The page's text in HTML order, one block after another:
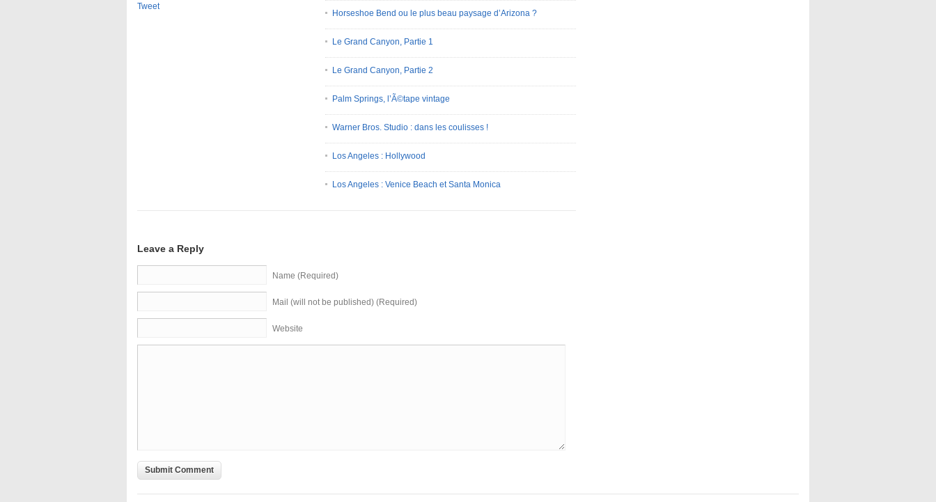
Tweet
Horseshoe Bend ou le plus beau paysage d’Arizona ?
Le Grand Canyon, Partie 1
Le Grand Canyon, Partie 2
Palm Springs, l’Ã©tape vintage
Warner Bros. Studio : dans les coulisses !
Los Angeles : Hollywood
Los Angeles : Venice Beach et Santa Monica
Leave a Reply
Name (Required)
Mail (will not be published) (Required)
Website